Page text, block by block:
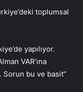
toplumsal
yapılıyor.
VAR’ına
bu ve basit”